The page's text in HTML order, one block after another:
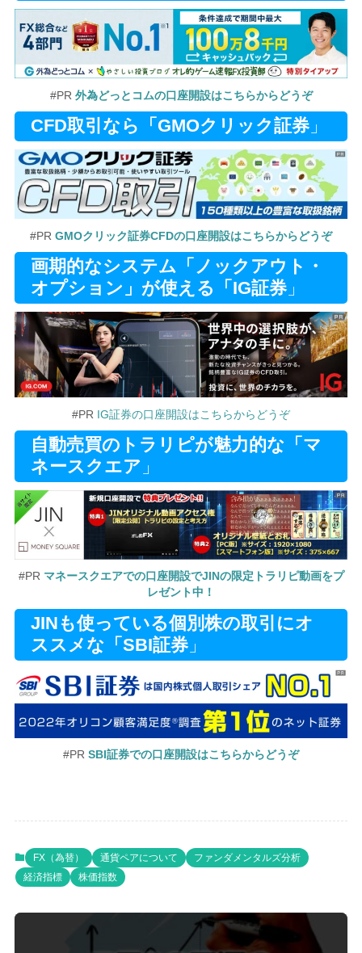
#PR 外為どっとコムの口座開設はこちらからどうぞ
CFD取引なら「GMOクリック証券」
#PR GMOクリック証券CFDの口座開設はこちらからどうぞ
画期的なシステム「ノックアウト・
オプション」が使える「IG証券」
#PR IG証券の口座開設はこちらからどうぞ
自動売買のトラリピが魅力的な「マ
ネースクエア 」
#PR マネースクエアでの口座開設でJINの限定トラリピ動画をプ
レゼント中！
JINも使っている個別株の取引にオ
ススメな「SBI証券」
#PR SBI証券での口座開設はこちらからどうぞ
FX（為替） 通貨ペアについて
ファンダメンタルズ分析
経済指標
株価指数